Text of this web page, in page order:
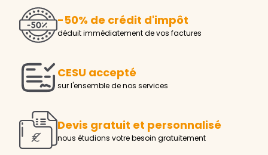
-50% de crédit d'impôt
déduit immédiatement de vos factures
CESU accepté
sur l'ensemble de nos services
Devis gratuit et personnalisé
nous étudions votre besoin gratuitement